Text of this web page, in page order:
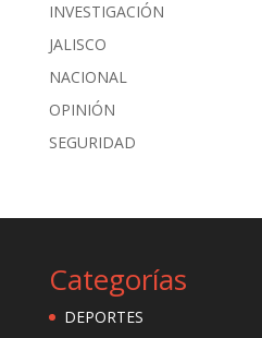
INVESTIGACIÓN
JALISCO
NACIONAL
OPINIÓN
SEGURIDAD
Categorías
DEPORTES